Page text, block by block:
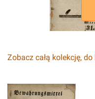
Zobacz całą kolekcję,